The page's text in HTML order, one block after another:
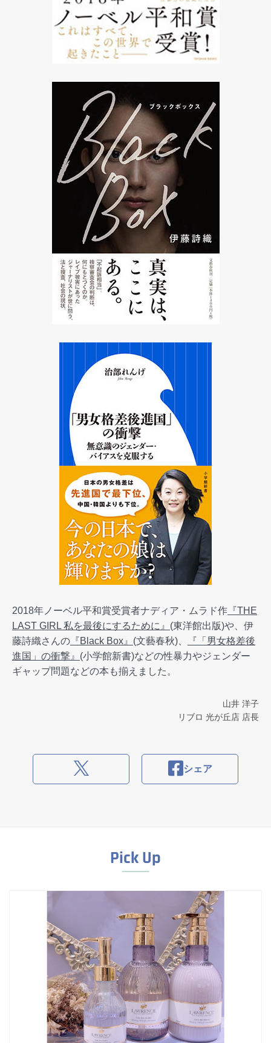
2018年ノーベル平和賞受賞者ナディア・ムラド作 『THE
LAST GIRL 私を最後にするために』 (東洋館出版)や、伊
藤詩織さんの 『Black Box』 (文藝春秋)、
『「男女格差後
進国」の衝撃』 (小学館新書)などの性暴力やジェンダー
ギャップ問題などの本も揃えました。
山井 洋子
リブロ 光が丘店 店長
シェア
Pick Up